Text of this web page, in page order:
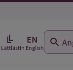
Lättläst
EN
In English